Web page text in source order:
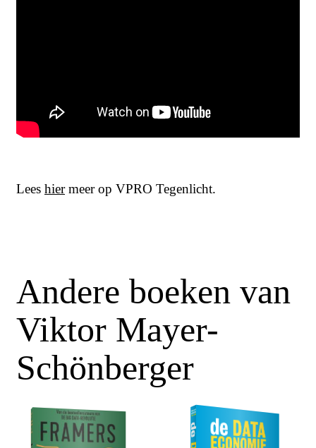
Lees hiermeer op VPRO Tegenlicht.
Andere boeken van
Viktor Mayer-
Schönberger